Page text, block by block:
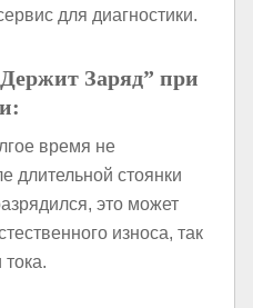
для диагностики.
Заряд” при
время не
длительной стоянки
это может
износа, так
тока.